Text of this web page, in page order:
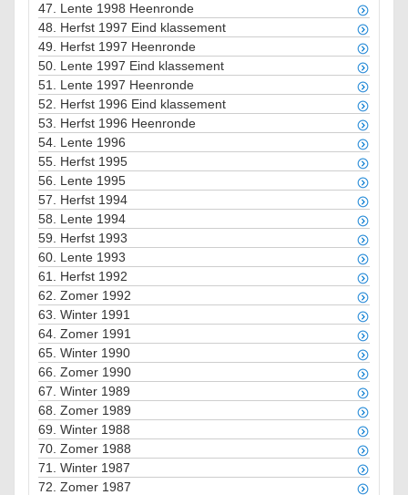
47. Lente 1998 Heenronde
48. Herfst 1997 Eind klassement
49. Herfst 1997 Heenronde
50. Lente 1997 Eind klassement
51. Lente 1997 Heenronde
52. Herfst 1996 Eind klassement
53. Herfst 1996 Heenronde
54. Lente 1996
55. Herfst 1995
56. Lente 1995
57. Herfst 1994
58. Lente 1994
59. Herfst 1993
60. Lente 1993
61. Herfst 1992
62. Zomer 1992
63. Winter 1991
64. Zomer 1991
65. Winter 1990
66. Zomer 1990
67. Winter 1989
68. Zomer 1989
69. Winter 1988
70. Zomer 1988
71. Winter 1987
72. Zomer 1987